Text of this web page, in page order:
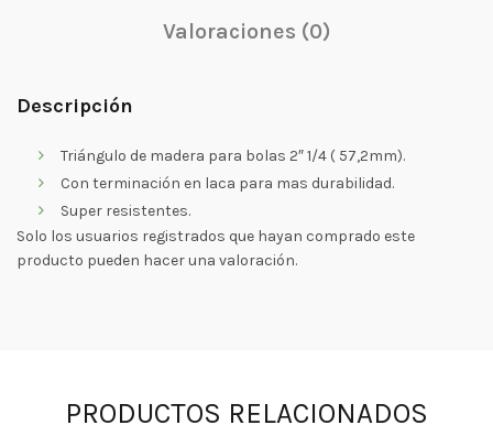
Valoraciones (0)
Descripción
Triángulo de madera para bolas 2″ 1/4 ( 57,2mm).
Con terminación en laca para mas durabilidad.
Super resistentes.
Solo los usuarios registrados que hayan comprado este
producto pueden hacer una valoración.
PRODUCTOS RELACIONADOS